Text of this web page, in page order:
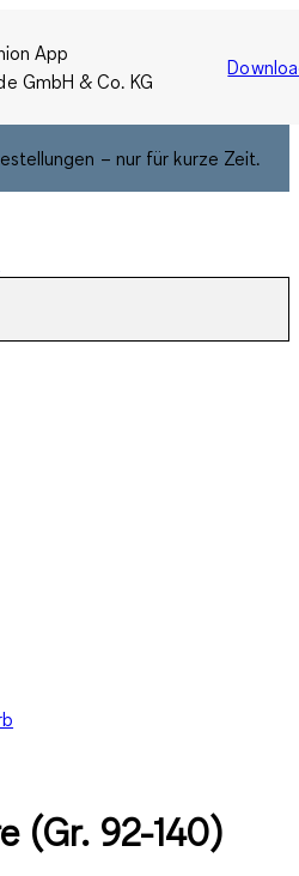
App
GmbH & Co. KG
– nur für kurze Zeit.
(Gr. 92-140)